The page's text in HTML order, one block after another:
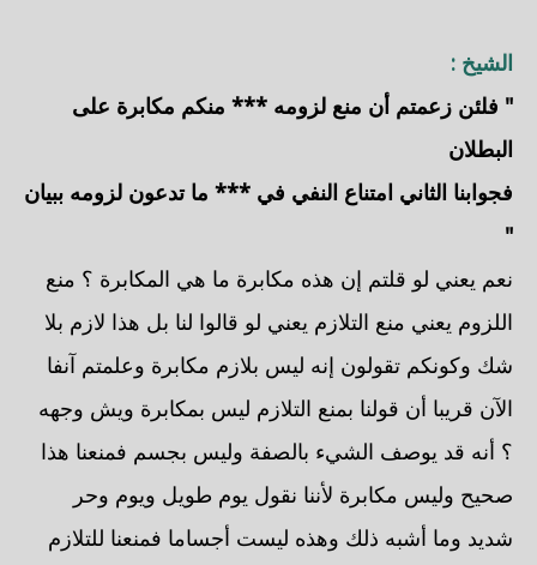
الشيخ :
" فلئن زعمتم أن منع لزومه *** منكم مكابرة على
البطلان
فجوابنا الثاني امتناع النفي في *** ما تدعون لزومه ببيان
"
نعم يعني لو قلتم إن هذه مكابرة ما هي المكابرة ؟ منع
اللزوم يعني منع التلازم يعني لو قالوا لنا بل هذا لازم بلا
شك وكونكم تقولون إنه ليس بلازم مكابرة وعلمتم آنفا
الآن قريبا أن قولنا بمنع التلازم ليس بمكابرة ويش وجهه
؟ أنه قد يوصف الشيء بالصفة وليس بجسم فمنعنا هذا
صحيح وليس مكابرة لأننا نقول يوم طويل ويوم وحر
شديد وما أشبه ذلك وهذه ليست أجساما فمنعنا للتلازم